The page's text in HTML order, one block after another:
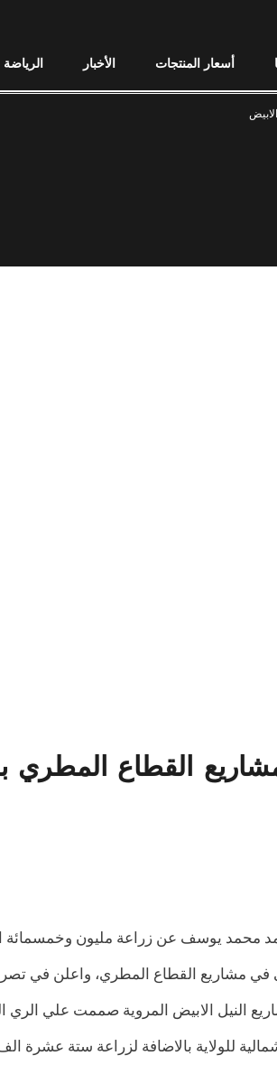
أسعار المنتجات الأخبار الرياضة
القطاع المطري
احمد محمد يوسف عن زراعة مليون وخمسمائة
في مشاريع القطاع المطري، واعلن في
النيل الابيض المروية صممت علي الري
للولاية بالاضافة لزراعة ستة عشرة